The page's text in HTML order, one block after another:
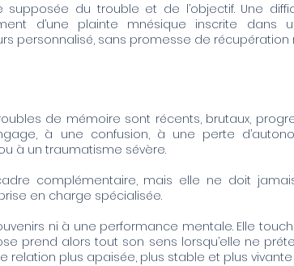
du trouble et de l’objectif. Une
d’une plainte mnésique inscrite dans
personnalisé, sans promesse de récupération
de mémoire sont récents, brutaux,
à une confusion, à une perte
à un traumatisme sévère.
complémentaire, mais elle ne doit
en charge spécialisée.
ni à une performance mentale. Elle
prend alors tout son sens lorsqu’elle ne
plus apaisée, plus stable et plus